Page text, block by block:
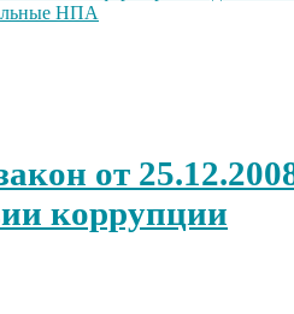
НПА
от
коррупции